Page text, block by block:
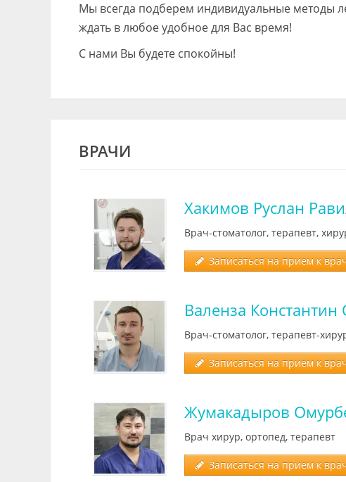
Мы всегда подберем индивидуальные методы
ждать в любое удобное для Вас время!
С нами Вы будете спокойны!
ВРАЧИ
Хакимов Руслан
Врач-стоматолог, терапевт,
Записаться на прием к
Валенза Константин
Врач-стоматолог, терапевт-
Записаться на прием к
Жумакадыров
Врач хирур, ортопед, терапевт
Записаться на прием к